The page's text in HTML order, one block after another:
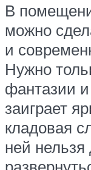
В
можно
и
Нужно
фантазии
заиграет
кладовая
ней